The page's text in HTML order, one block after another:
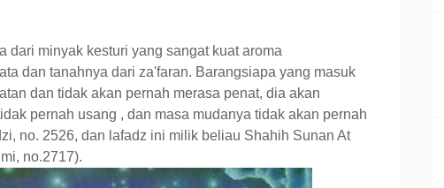
dari minyak kesturi yang sangat kuat aroma
dan tanahnya dari za'faran. Barangsiapa yang masuk
dan tidak akan pernah merasa penat, dia akan
pernah usang , dan masa mudanya tidak akan pernah
no. 2526, dan lafadz ini milik beliau Shahih Sunan At
no.2717).